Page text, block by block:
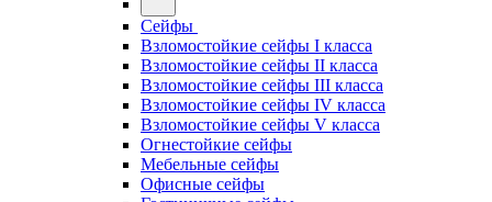
Сейфы
Взломостойкие сейфы I класса
Взломостойкие сейфы II класса
Взломостойкие сейфы III класса
Взломостойкие сейфы IV класса
Взломостойкие сейфы V класса
Огнестойкие сейфы
Мебельные сейфы
Офисные сейфы